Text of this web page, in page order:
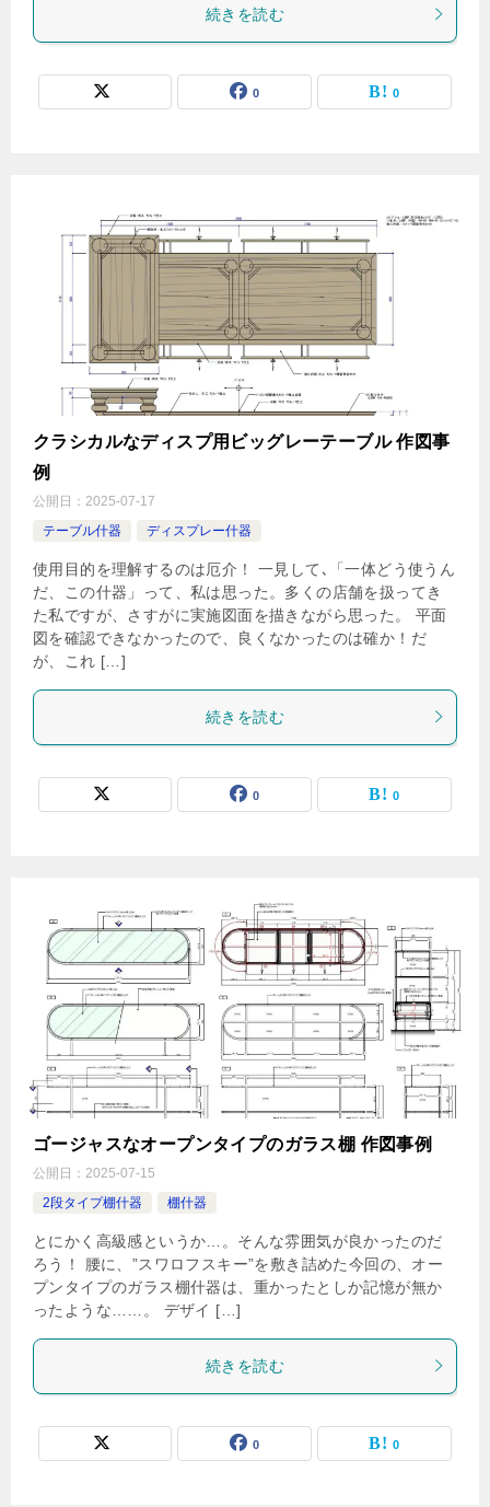
続きを読む
0 0
クラシカルなディスプ用ビッグレーテーブル 作図事
例
公開日： 2025-07-17
テーブル什器
ディスプレー什器
使用目的を理解するのは厄介！ 一見して､「一体どう使うん
だ、この什器」って、私は思った。多くの店舗を扱ってき
た私ですが、さすがに実施図面を描きながら思った。 平面
図を確認できなかったので、良くなかったのは確か！だ
が、これ […]
続きを読む
0 0
ゴージャスなオープンタイプのガラス棚 作図事例
公開日： 2025-07-15
2段タイプ棚什器
棚什器
とにかく高級感というか…。そんな雰囲気が良かったのだ
ろう！ 腰に、”スワロフスキー”を敷き詰めた今回の、オー
プンタイプのガラス棚什器は、重かったとしか記憶が無か
ったような……。 デザイ […]
続きを読む
0 0